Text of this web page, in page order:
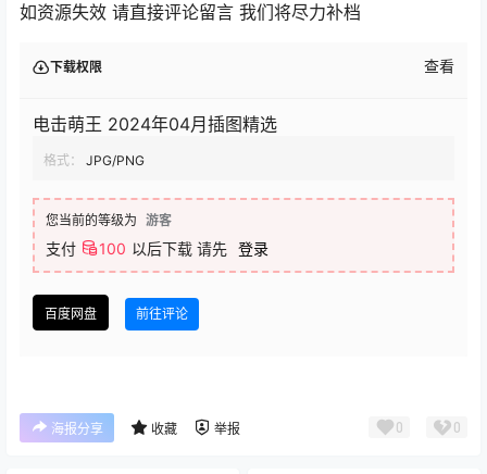
如资源失效 请直接评论留言 我们将尽力补档
下载权限 查看
电击萌王 2024年04月插图精选
格式： JPG/PNG
您当前的等级为 游客
支付 100 以后下载 请先 登录
百度网盘 前往评论
海报分享 收藏 举报 0 0